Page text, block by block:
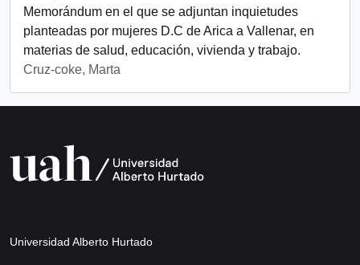
Memorándum en el que se adjuntan inquietudes
planteadas por mujeres D.C de Arica a Vallenar, en
materias de salud, educación, vivienda y trabajo.
Cruz-coke, Marta
Universidad Alberto Hurtado